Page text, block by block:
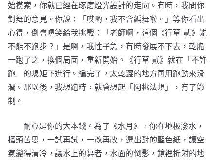
始摸索，你就已經在琢磨燈光設計的走向。有時，我問你
對舞的意見。你說：「哎喲，我不會編舞啦。」等你看出
心得，倒會嘻笑給我挑戰：「老師啊，這個《行草 貳》能
不能不跑步？」是啊，我性子急，有時發展不下去，乾脆
一跑了之，換個局面，重新開始。《行草 貳》就在「不許
跑」的規矩下進行。編完了，太乾澀的地方再用跑動來滑
潤。那以後，我想跑時，就會想起「阿桃法規」，有了節
制。
耐心是你的大本錢。為了《水月》，你在地板潑水，
搔頭苦思，一試再試，一改再改，選出對的藍色紙，讓空
氣變得清冷，讓水上的舞者，水面的倒影，鏡裡折射的地